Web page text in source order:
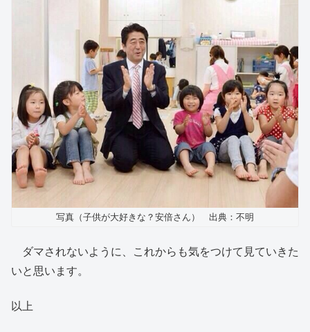
写真（子供が大好きな？安倍さん） 出典：不明
ダマされないように、これからも気をつけて見ていきた
いと思います。
以上